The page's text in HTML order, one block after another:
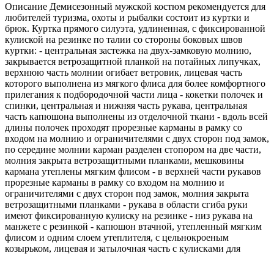
Описание Демисезонный мужской костюм рекомендуется для
любителей туризма, охоты и рыбалки состоит из куртки и
брюк. Куртка прямого силуэта, удлиненная, с фиксированной
кулиской на резинке по талии со стороны боковых швов
куртки: - центральная застежка на двух-замковую молнию,
закрывается ветрозащитной планкой на потайных липучках,
верхнюю часть молнии огибает ветровик, лицевая часть
которого выполнена из мягкого флиса для более комфортного
прилегания к подбородочной части лица - кокетки полочек и
спинки, центральная и нижняя часть рукава, центральная
часть капюшона выполнены из отделочной ткани - вдоль всей
длины полочек проходят прорезные карманы в рамку со
входом на молнию и ограничителями с двух сторон под замок,
по середине молнии карман разделен стопором на две части,
молния закрыта ветрозащитными планками, мешковины
кармана утеплены мягким флисом - в верхней части рукавов
прорезные карманы в рамку со входом на молнию и
ограничителями с двух сторон под замок, молния закрыта
ветрозащитными планками - рукава в области сгиба руки
имеют фиксированную кулиску на резинке - низ рукава на
манжете с резинкой - капюшон втачной, утепленный мягким
флисом и одним слоем утеплителя, с цельнокроеным
козырьком, лицевая и затылочная часть с кулисками для